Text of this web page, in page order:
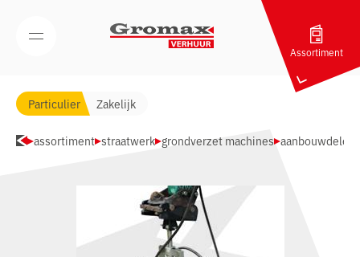
Open/Sluit mobiel menu
Assortiment
Particulier Zakelijk
assortiment straatwerk grondverzet machines aanbouwdelen